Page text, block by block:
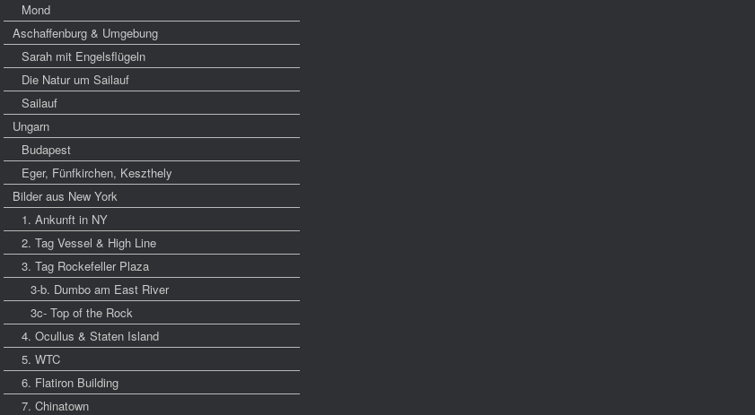
Mond
Aschaffenburg & Umgebung
Sarah mit Engelsflügeln
Die Natur um Sailauf
Sailauf
Ungarn
Budapest
Eger, Fünfkirchen, Keszthely
Bilder aus New York
1. Ankunft in NY
2. Tag Vessel & High Line
3. Tag Rockefeller Plaza
3-b. Dumbo am East River
3c- Top of the Rock
4. Ocullus & Staten Island
5. WTC
6. Flatiron Building
7. Chinatown